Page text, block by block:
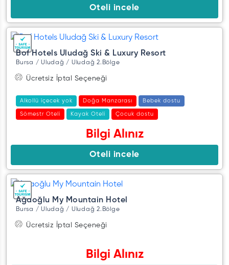
Oteli incele
Bof Hotels Uludağ Ski & Luxury Resort
Bursa / Uludağ / Uludağ 2.Bölge
Ücretsiz İptal Seçeneği
Alkollü içecek yok Doğa Manzarası Bebek dostu
Sömestr Oteli Kayak Oteli Çocuk dostu
Bilgi Alınız
Oteli incele
Ağaoğlu My Mountain Hotel
Bursa / Uludağ / Uludağ 2.Bölge
Ücretsiz İptal Seçeneği
Bilgi Alınız